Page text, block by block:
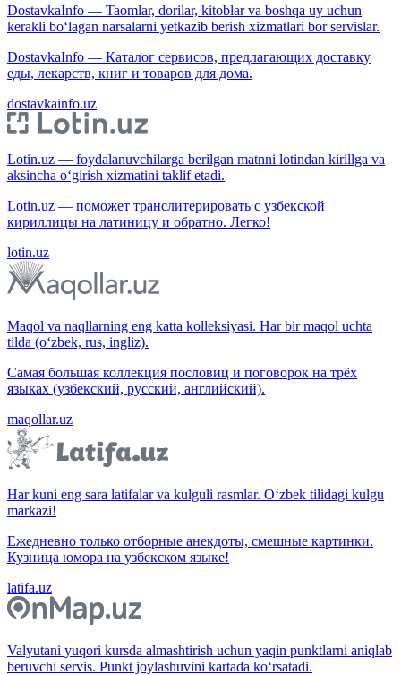
DostavkaInfo — Taomlar, dorilar, kitoblar va boshqa uy uchun
kerakli bo‘lagan narsalarni yetkazib berish xizmatlari bor servislar.
DostavkaInfo — Каталог сервисов, предлагающих доставку
еды, лекарств, книг и товаров для дома.
dostavkainfo.uz
Lotin.uz — foydalanuvchilarga berilgan matnni lotindan kirillga va
aksincha o‘girish xizmatini taklif etadi.
Lotin.uz — поможет транслитерировать с узбекской
кириллицы на латиницу и обратно. Легко!
lotin.uz
Maqol va naqllarning eng katta kolleksiyasi. Har bir maqol uchta
tilda (o‘zbek, rus, ingliz).
Самая большая коллекция пословиц и поговорок на трёх
языках (узбекский, русский, английский).
maqollar.uz
Har kuni eng sara latifalar va kulguli rasmlar. O‘zbek tilidagi kulgu
markazi!
Ежедневно только отборные анекдоты, смешные картинки.
Кузница юмора на узбекском языке!
latifa.uz
Valyutani yuqori kursda almashtirish uchun yaqin punktlarni aniqlab
beruvchi servis. Punkt joylashuvini kartada ko‘rsatadi.